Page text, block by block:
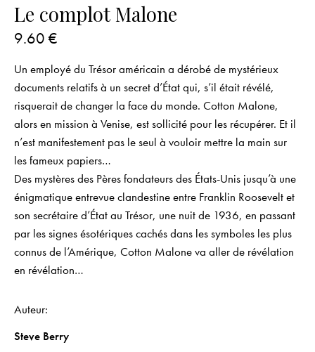
Le complot Malone
9.60 €
Un employé du Trésor américain a dérobé de mystérieux
documents relatifs à un secret d’État qui, s’il était révélé,
risquerait de changer la face du monde. Cotton Malone,
alors en mission à Venise, est sollicité pour les récupérer. Et il
n’est manifestement pas le seul à vouloir mettre la main sur
les fameux papiers…
Des mystères des Pères fondateurs des États-Unis jusqu’à une
énigmatique entrevue clandestine entre Franklin Roosevelt et
son secrétaire d’État au Trésor, une nuit de 1936, en passant
par les signes ésotériques cachés dans les symboles les plus
connus de l’Amérique, Cotton Malone va aller de révélation
en révélation…
Auteur
Steve Berry